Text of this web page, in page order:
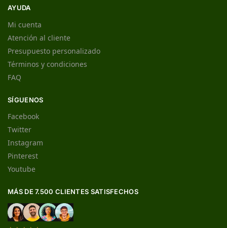
AYUDA
Mi cuenta
Atención al cliente
Presupuesto personalizado
Términos y condiciones
FAQ
SÍGUENOS
Facebook
Twitter
Instagram
Pinterest
Youtube
MÁS DE 7.500 CLIENTES SATISFECHOS